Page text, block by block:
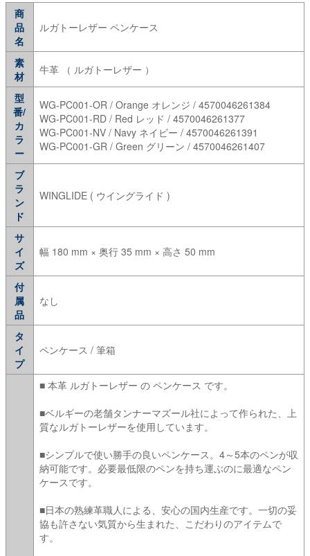
商
品
名
ルガトーレザー ペンケース
素
材
牛革 （ ルガトーレザー ）
型
番/
カ
ラ
ー
WG-PC001-OR / Orange オレンジ / 4570046261384
WG-PC001-RD / Red レッド / 4570046261377
WG-PC001-NV / Navy ネイビー / 4570046261391
WG-PC001-GR / Green グリーン / 4570046261407
ブ
ラ
ン
ド
WINGLIDE ( ウイングライド )
サ
イ
ズ
幅 180 mm × 奥行 35 mm × 高さ 50 mm
付
属
品
なし
タ
イ
プ
ペンケース / 筆箱
■ 本革 ルガトーレザー の ペンケース です。
■ベルギーの老舗タンナーマズール社によって作られた、上
質なルガトーレザーを使用しています。
■シンプルで使い勝手の良いペンケース。4～5本のペンが収
納可能です。必要最低限のペンを持ち運ぶのに最適なペン
ケースです。
■日本の熟練革職人による、安心の国内生産です。一切の妥
協も許さない気質から生まれた、こだわりのアイテムで
す。